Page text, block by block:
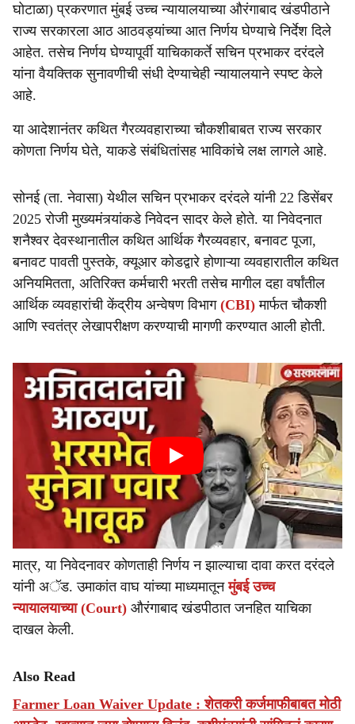
r
e
घोटाळा) प्रकरणात मुंबई उच्च न्यायालयाच्या औरंगाबाद खंडपीठाने
राज्य सरकारला आठ आठवड्यांच्या आत निर्णय घेण्याचे निर्देश दिले
आहेत. तसेच निर्णय घेण्यापूर्वी याचिकाकर्ते सचिन प्रभाकर दरंदले
यांना वैयक्तिक सुनावणीची संधी देण्याचेही न्यायालयाने स्पष्ट केले
आहे.
या आदेशानंतर कथित गैरव्यवहाराच्या चौकशीबाबत राज्य सरकार
कोणता निर्णय घेते, याकडे संबंधितांसह भाविकांचे लक्ष लागले आहे.
सोनई (ता. नेवासा) येथील सचिन प्रभाकर दरंदले यांनी 22 डिसेंबर
2025 रोजी मुख्यमंत्र्यांकडे निवेदन सादर केले होते. या निवेदनात
शनैश्वर देवस्थानातील कथित आर्थिक गैरव्यवहार, बनावट पूजा,
बनावट पावती पुस्तके, क्यूआर कोडद्वारे होणाऱ्या व्यवहारातील कथित
अनियमितता, अतिरिक्त कर्मचारी भरती तसेच मागील दहा वर्षांतील
आर्थिक व्यवहारांची केंद्रीय अन्वेषण विभाग (CBI) मार्फत चौकशी
आणि स्वतंत्र लेखापरीक्षण करण्याची मागणी करण्यात आली होती.
मात्र, या निवेदनावर कोणताही निर्णय न झाल्याचा दावा करत दरंदले
यांनी अॅड. उमाकांत वाघ यांच्या माध्यमातून मुंबई उच्च
न्यायालयाच्या (Court) औरंगाबाद खंडपीठात जनहित याचिका
दाखल केली.
Also Read
Farmer Loan Waiver Update : शेतकरी कर्जमाफीबाबत मोठी